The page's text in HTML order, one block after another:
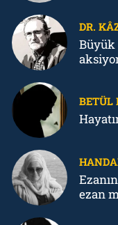
DR.
Büyük
BETÜL
ezan